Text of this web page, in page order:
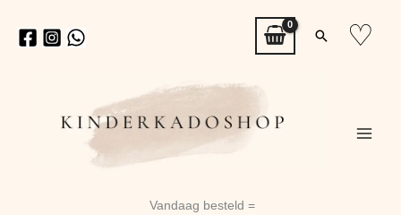
naar
Zoeken
♡
Vandaag besteld =